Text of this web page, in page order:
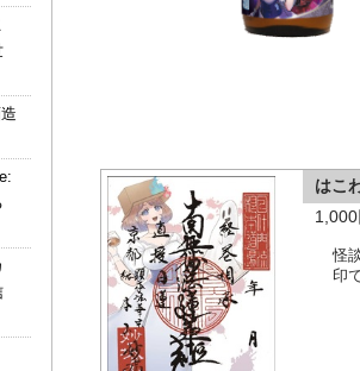
はこ
怪
印